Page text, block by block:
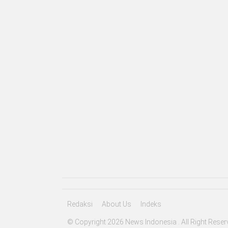
Redaksi About Us Indeks
© Copyright 2026 News Indonesia . All Right